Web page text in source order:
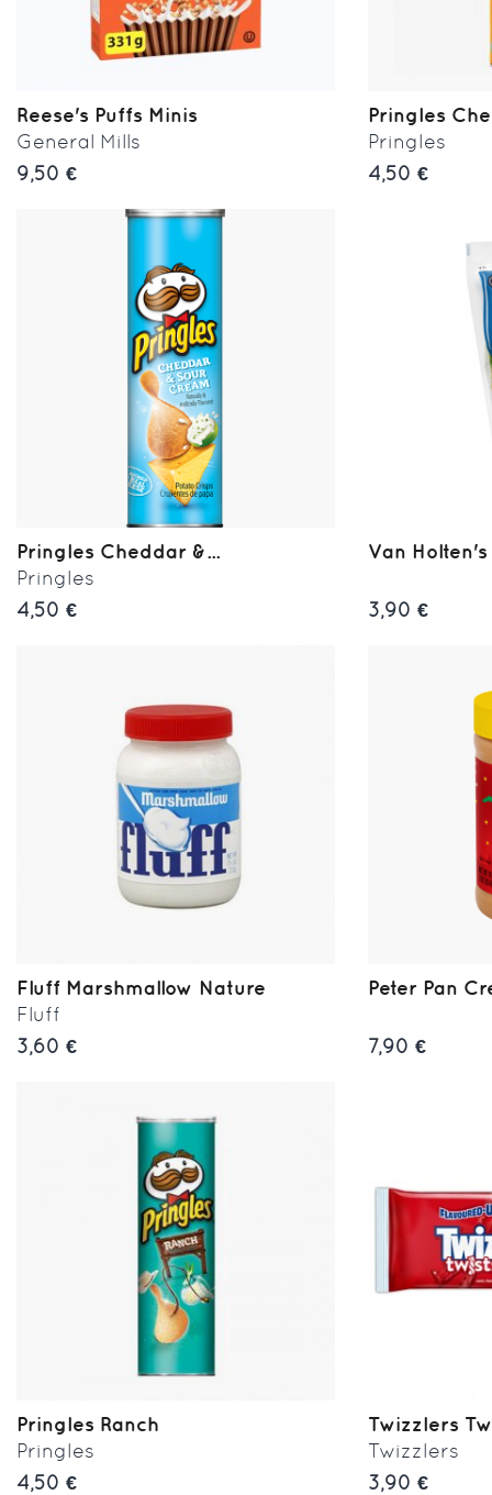
Reese's Puffs Minis
General Mills
9,50 €
Pringles
Pringles
4,50 €
Pringles Cheddar &...
Pringles
4,50 €
Van Holten's
3,90 €
Fluff Marshmallow Nature
Fluff
3,60 €
Peter Pan
7,90 €
Pringles Ranch
Pringles
4,50 €
Twizzlers
Twizzlers
3,90 €